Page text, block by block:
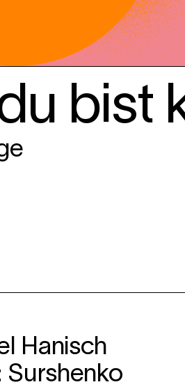
bist
Hanisch
Surshenko